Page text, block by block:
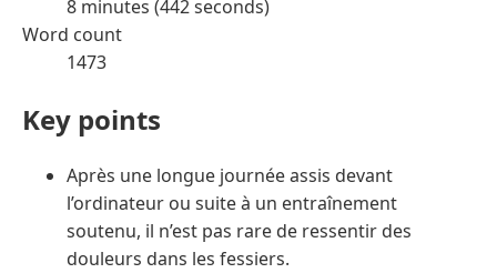
8 minutes (442 seconds)
Word count
1473
Key points
Après une longue journée assis devant
l’ordinateur ou suite à un entraînement
soutenu, il n’est pas rare de ressentir des
douleurs dans les fessiers.